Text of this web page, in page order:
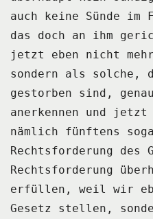
auch keine Sünde im
das doch an ihm
jetzt eben nicht
sondern als solche,
gestorben sind,
anerkennen und
nämlich fünftens
Rechtsforderung des
Rechtsforderung
erfüllen,
weil wir
Gesetz stellen,